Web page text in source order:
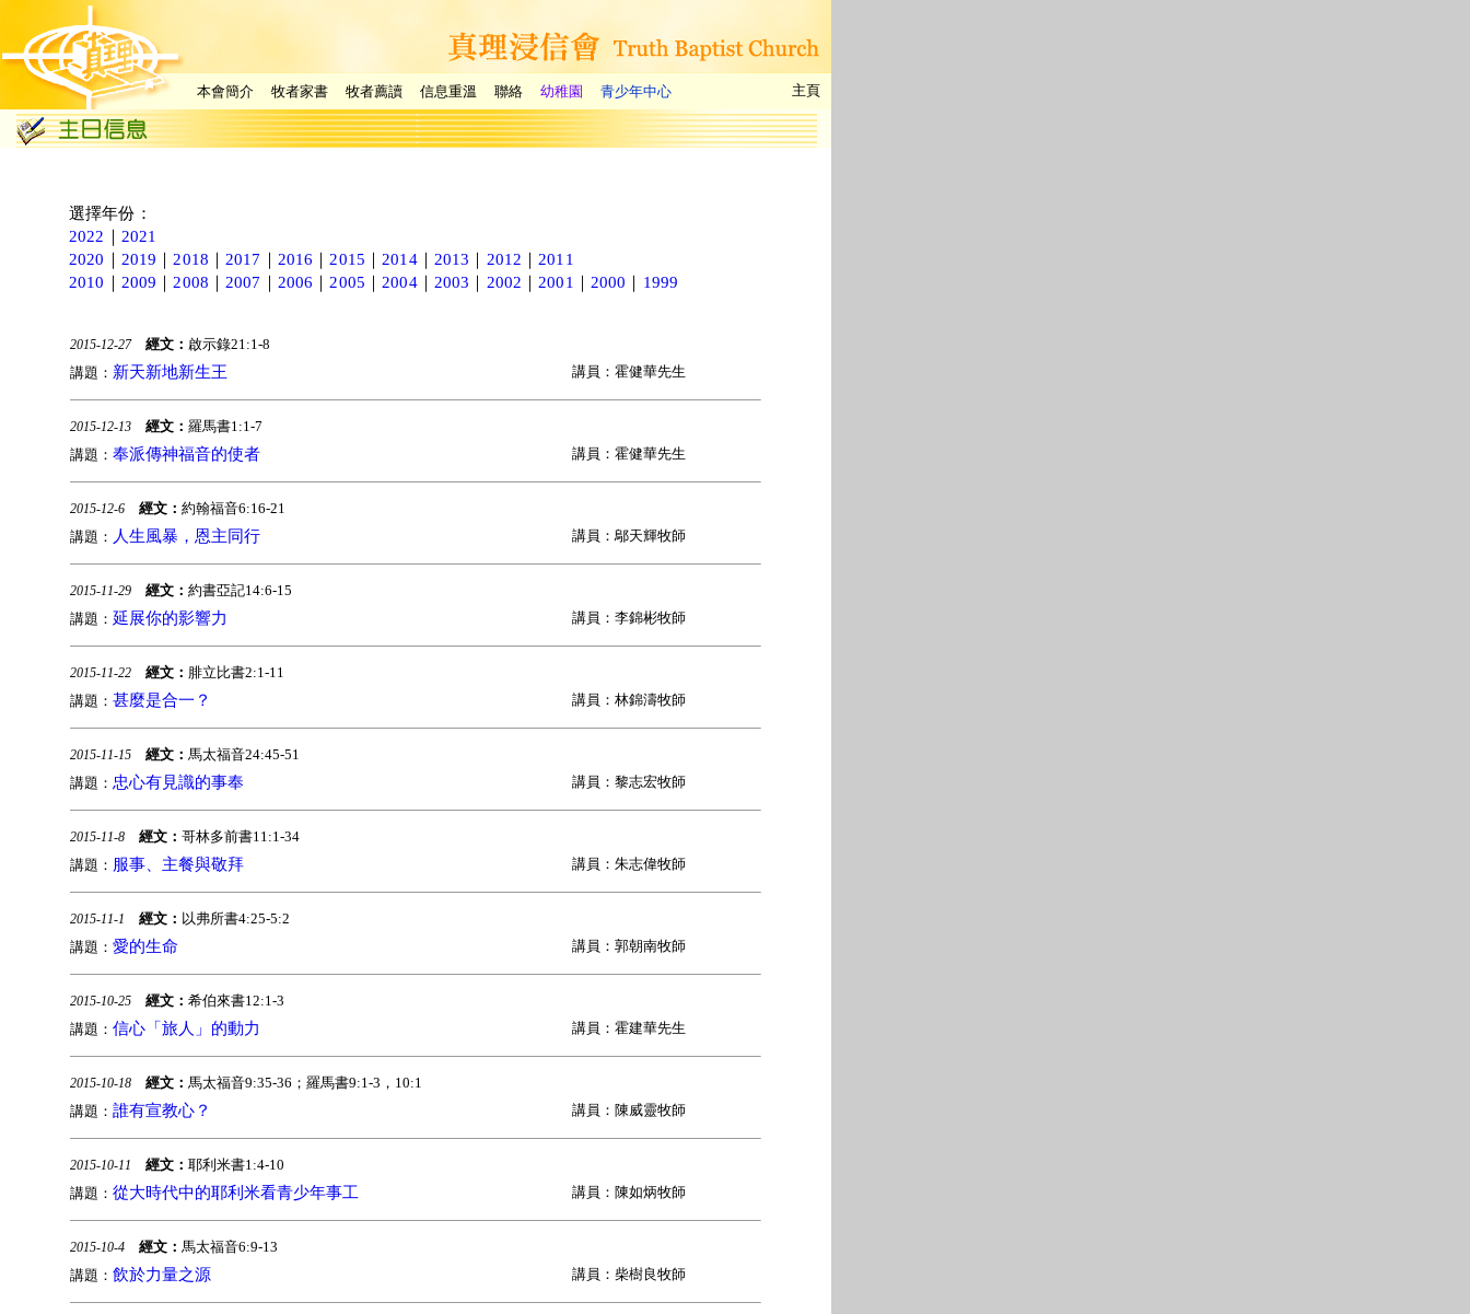
本會簡介 牧者家書 牧者薦讀 信息重溫 聯絡 幼稚園 青少年中心 主頁
選擇年份：
2022
2021
2020
2019 ｜2018 ｜2017 2016 ｜2015 ｜2014｜ 2013 2012 ｜2011
2010
2009 ｜2008 ｜2007 2006 ｜2005 ｜2004｜ 2003 2002 ｜2001 2000 1999
2015-12-27 經文： 啟示錄21:1-8
講題： 新天新地新生王 講員：霍健華先生
2015-12-13 經文： 羅馬書1:1-7
講題： 奉派傳神福音的使者 講員：霍健華先生
2015-12-6 經文： 約翰福音6:16-21
講題： 人生風暴，恩主同行 講員：鄔天輝牧師
2015-11-29 經文： 約書亞記14:6-15
講題： 延展你的影響力 講員：李錦彬牧師
2015-11-22 經文： 腓立比書2:1-11
講題： 甚麼是合一？ 講員：林錦濤牧師
2015-11-15 經文： 馬太福音24:45-51
講題： 忠心有見識的事奉 講員：黎志宏牧師
2015-11-8 經文： 哥林多前書11:1-34
講題： 服事、主餐與敬拜 講員：朱志偉牧師
2015-11-1 經文： 以弗所書4:25-5:2
講題： 愛的生命 講員：郭朝南牧師
2015-10-25 經文： 希伯來書12:1-3
講題： 信心「旅人」的動力 講員：霍建華先生
2015-10-18 經文： 馬太福音9:35-36；羅馬書9:1-3，10:1
講題： 誰有宣教心？ 講員：陳威靈牧師
2015-10-11 經文： 耶利米書1:4-10
講題： 從大時代中的耶利米看青少年事工 講員：陳如炳牧師
2015-10-4 經文： 馬太福音6:9-13
講題： 飲於力量之源 講員：柴樹良牧師